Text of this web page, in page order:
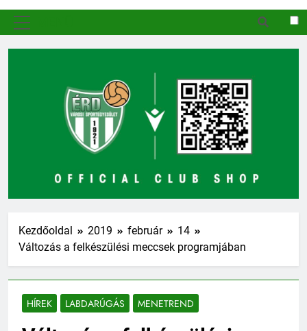
Kezdőoldal 2019 február
14
Változás a felkészülési meccsek programjában
HÍREK LABDARÚGÁS MENETREND